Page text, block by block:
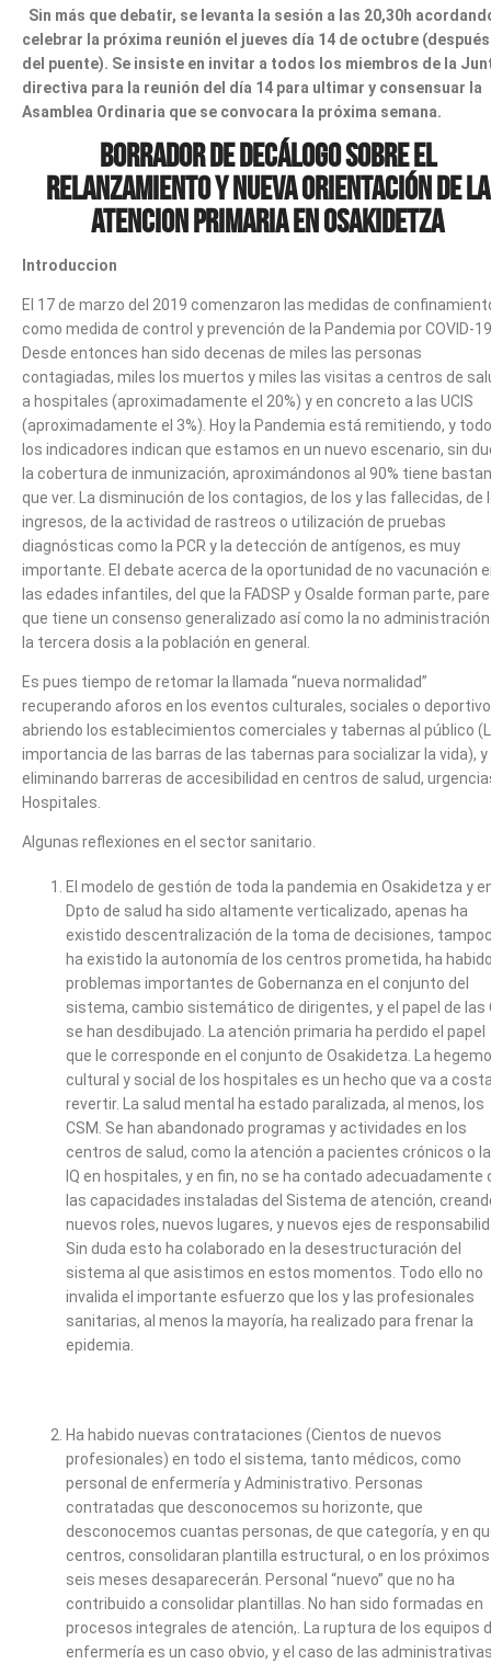
Sin más que debatir, se levanta la sesión a las 20,30h
celebrar la próxima reunión el jueves día 14 de octubre (después
del puente). Se insiste en invitar a todos los miembros de la
directiva para la reunión del día 14 para ultimar y consensuar la
Asamblea Ordinaria que se convocara la próxima semana.
Borrador de decálogo sobre el
relanzamiento y nueva orientación de la
Atencion Primaria en Osakidetza
Introduccion
El 17 de marzo del 2019 comenzaron las medidas de
como medida de control y prevención de la Pandemia por COVID-
Desde entonces han sido decenas de miles las personas
contagiadas, miles los muertos y miles las visitas a centros de
a hospitales (aproximadamente el 20%) y en concreto a las UCIS
(aproximadamente el 3%). Hoy la Pandemia está remitiendo, y
los indicadores indican que estamos en un nuevo escenario, sin
la cobertura de inmunización, aproximándonos al 90% tiene
que ver. La disminución de los contagios, de los y las fallecidas, de
ingresos, de la actividad de rastreos o utilización de pruebas
diagnósticas como la PCR y la detección de antígenos, es muy
importante. El debate acerca de la oportunidad de no vacunación
las edades infantiles, del que la FADSP y Osalde forman parte,
que tiene un consenso generalizado así como la no
la tercera dosis a la población en general.
Es pues tiempo de retomar la llamada “nueva normalidad”
recuperando aforos en los eventos culturales, sociales o
abriendo los establecimientos comerciales y tabernas al público
importancia de las barras de las tabernas para socializar la vida), y
eliminando barreras de accesibilidad en centros de salud,
Hospitales.
Algunas reflexiones en el sector sanitario.
El modelo de gestión de toda la pandemia en Osakidetza y
Dpto de salud ha sido altamente verticalizado, apenas ha
existido descentralización de la toma de decisiones,
ha existido la autonomía de los centros prometida, ha
problemas importantes de Gobernanza en el conjunto del
sistema, cambio sistemático de dirigentes, y el papel de las
se han desdibujado. La atención primaria ha perdido el papel
que le corresponde en el conjunto de Osakidetza. La
cultural y social de los hospitales es un hecho que va a
revertir. La salud mental ha estado paralizada, al menos, los
CSM. Se han abandonado programas y actividades en los
centros de salud, como la atención a pacientes crónicos o
IQ en hospitales, y en fin, no se ha contado adecuadamente
las capacidades instaladas del Sistema de atención,
nuevos roles, nuevos lugares, y nuevos ejes de
Sin duda esto ha colaborado en la desestructuración del
sistema al que asistimos en estos momentos. Todo ello no
invalida el importante esfuerzo que los y las profesionales
sanitarias, al menos la mayoría, ha realizado para frenar la
epidemia.
Ha habido nuevas contrataciones (Cientos de nuevos
profesionales) en todo el sistema, tanto médicos, como
personal de enfermería y Administrativo. Personas
contratadas que desconocemos su horizonte, que
desconocemos cuantas personas, de que categoría, y en
centros, consolidaran plantilla estructural, o en los próximos
seis meses desaparecerán. Personal “nuevo” que no ha
contribuido a consolidar plantillas. No han sido formadas en
procesos integrales de atención,. La ruptura de los equipos
enfermería es un caso obvio, y el caso de las